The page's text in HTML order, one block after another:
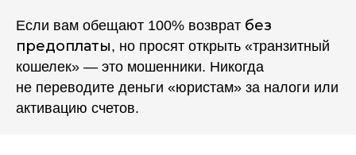
Если вам обещают 100% возврат без
предоплаты, но просят открыть «транзитный
кошелек» — это мошенники. Никогда
не переводите деньги «юристам» за налоги или
активацию счетов.